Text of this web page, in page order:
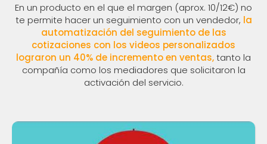
En un producto en el que el margen (aprox. 10/12€) no
te permite hacer un seguimiento con un vendedor, la
automatización del seguimiento de las
cotizaciones con los videos personalizados
lograron un 40% de incremento en ventas,tanto la
compañía como los mediadores que solicitaron la
activación del servicio.